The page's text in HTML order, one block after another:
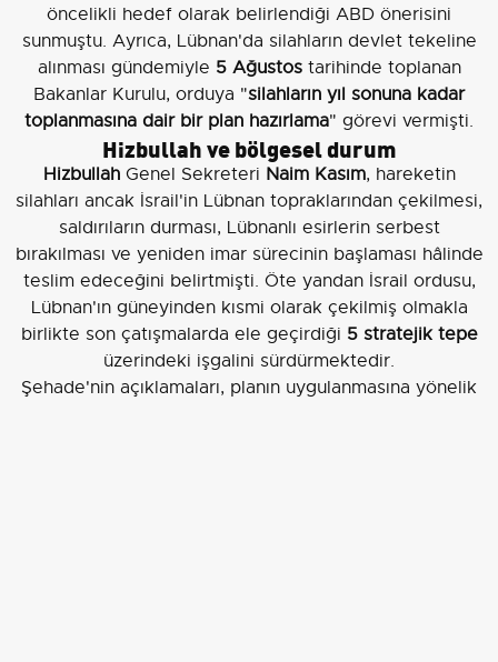
öncelikli hedef olarak belirlendiği ABD önerisini
sunmuştu. Ayrıca, Lübnan'da silahların devlet tekeline
alınması gündemiyle 5 Ağustostarihinde toplanan
Bakanlar Kurulu, orduya "silahların yıl sonuna kadar
toplanmasına dair bir plan hazırlama" görevi vermişti.
Hizbullah ve bölgesel durum
HizbullahGenel Sekreteri Naim Kasım, hareketin
silahları ancak İsrail'in Lübnan topraklarından çekilmesi,
saldırıların durması, Lübnanlı esirlerin serbest
bırakılması ve yeniden imar sürecinin başlaması hâlinde
teslim edeceğini belirtmişti. Öte yandan İsrail ordusu,
Lübnan'ın güneyinden kısmi olarak çekilmiş olmakla
birlikte son çatışmalarda ele geçirdiği 5 stratejik tepe
üzerindeki işgalini sürdürmektedir.
Şehade'nin açıklamaları, planın uygulanmasına yönelik